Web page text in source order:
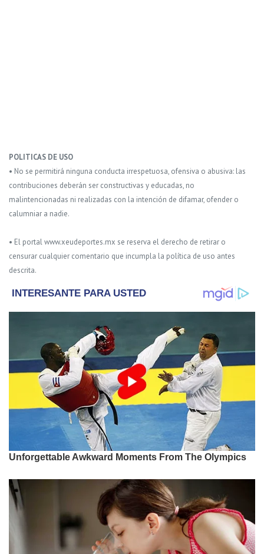
POLITICAS DE USO
• No se permitirá ninguna conducta irrespetuosa, ofensiva o abusiva: las
contribuciones deberán ser constructivas y educadas, no
malintencionadas ni realizadas con la intención de difamar, ofender o
calumniar a nadie.
• El portal www.xeudeportes.mx se reserva el derecho de retirar o
censurar cualquier comentario que incumpla la política de uso antes
descrita.